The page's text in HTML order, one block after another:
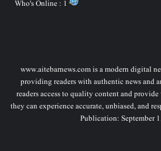
www.aitebarnews.com is a modern digital
providing readers with authentic news and
readers access to quality content and
they can experience accurate, unbiased, and
Publication: September